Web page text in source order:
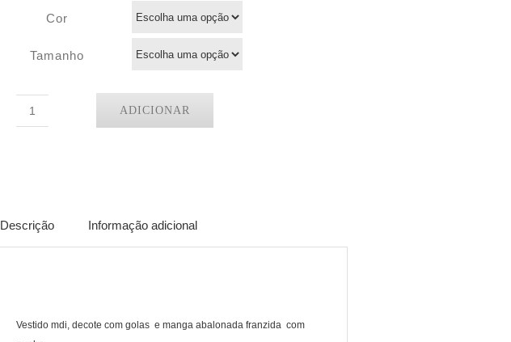
Cor
Tamanho
ADICIONAR
Descrição Informação adicional
Vestido mdi, decote com golas e manga abalonada franzida com